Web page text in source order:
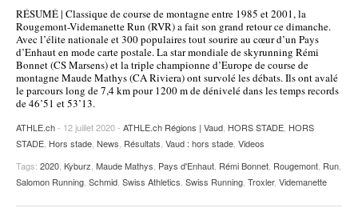
RÉSUMÉ | Classique de course de montagne entre 1985 et 2001, la
Rougemont-Videmanette Run (RVR) a fait son grand retour ce dimanche.
Avec l’élite nationale et 300 populaires tout sourire au cœur d’un Pays
d’Enhaut en mode carte postale. La star mondiale de skyrunning Rémi
Bonnet (CS Marsens) et la triple championne d’Europe de course de
montagne Maude Mathys (CA Riviera) ont survolé les débats. Ils ont avalé
le parcours long de 7,4 km pour 1200 m de dénivelé dans les temps records
de 46’51 et 53’13.
ATHLE.ch- 12 juillet 2020 - ATHLE.ch Régions | Vaud HORS STADE HORS
STADE Hors stade News Résultats Vaud : hors stade Videos
Tags: 2020 Kyburz Maude Mathys Pays d'Enhaut Rémi Bonnet Rougemont Run
Salomon Running Schmid Swiss Athletics Swiss Running Troxler, Videmanette